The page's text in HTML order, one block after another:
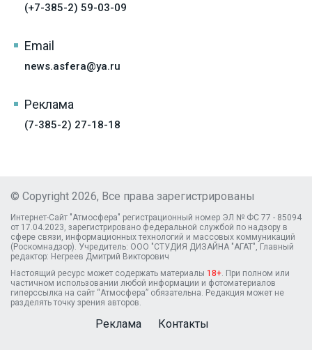
(+7-385-2) 59-03-09
Email
news.asfera@ya.ru
Реклама
(7-385-2) 27-18-18
© Copyright 2026, Все права зарегистрированы
Интернет-Сайт "Атмосфера" регистрационный номер ЭЛ № ФС 77 - 85094
от 17.04.2023, зарегистрировано федеральной службой по надзору в
сфере связи, информационных технологий и массовых коммуникаций
(Роскомнадзор). Учредитель: ООО "СТУДИЯ ДИЗАЙНА "АГАТ", Главный
редактор: Негреев Дмитрий Викторович
Настоящий ресурс может содержать материалы 18+ . При полном или
частичном использовании любой информации и фотоматериалов
гиперссылка на сайт “Атмосфера” обязательна. Редакция может не
разделять точку зрения авторов.
Реклама Контакты